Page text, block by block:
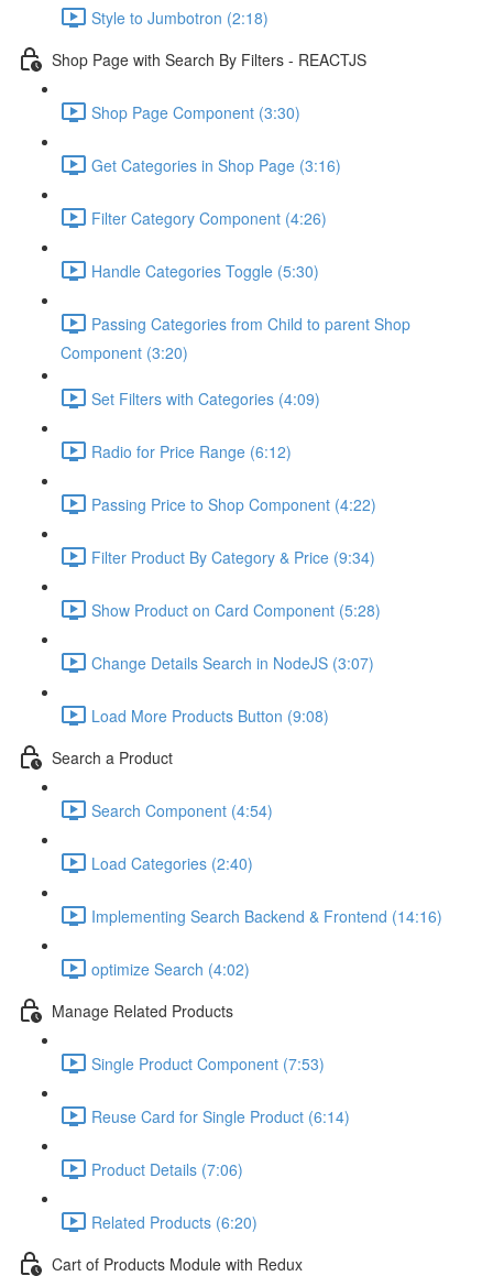
Style to Jumbotron (2:18)
Shop Page with Search By Filters - REACTJS
Shop Page Component (3:30)
Get Categories in Shop Page (3:16)
Filter Category Component (4:26)
Handle Categories Toggle (5:30)
Passing Categories from Child to parent Shop
Component (3:20)
Set Filters with Categories (4:09)
Radio for Price Range (6:12)
Passing Price to Shop Component (4:22)
Filter Product By Category & Price (9:34)
Show Product on Card Component (5:28)
Change Details Search in NodeJS (3:07)
Load More Products Button (9:08)
Search a Product
Search Component (4:54)
Load Categories (2:40)
Implementing Search Backend & Frontend (14:16)
optimize Search (4:02)
Manage Related Products
Single Product Component (7:53)
Reuse Card for Single Product (6:14)
Product Details (7:06)
Related Products (6:20)
Cart of Products Module with Redux